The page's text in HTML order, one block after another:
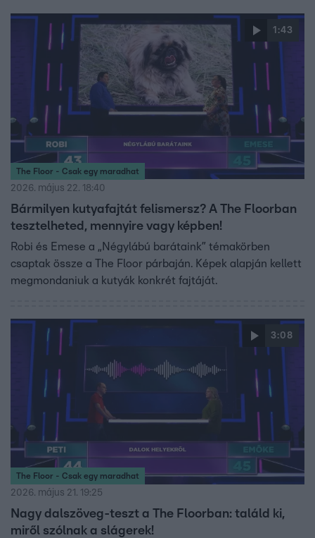
1:43
The Floor - Csak egy maradhat
2026. május 22. 18:40
Bármilyen kutyafajtát felismersz? A The Floorban
tesztelheted, mennyire vagy képben!
Robi és Emese a „Négylábú barátaink” témakörben
csaptak össze a The Floor párbaján. Képek alapján kellett
megmondaniuk a kutyák konkrét fajtáját.
3:08
The Floor - Csak egy maradhat
2026. május 21. 19:25
Nagy dalszöveg-teszt a The Floorban: találd ki,
miről szólnak a slágerek!